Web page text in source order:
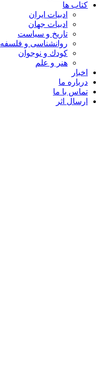
کتاب ها
ادبیات ایران
ادبیات جهان
تاریخ و سیاست
روانشناسی و فلسفه
کودك و نوجوان
هنر و علم
اخبار
درباره ما
تماس با ما
ارسال اثر